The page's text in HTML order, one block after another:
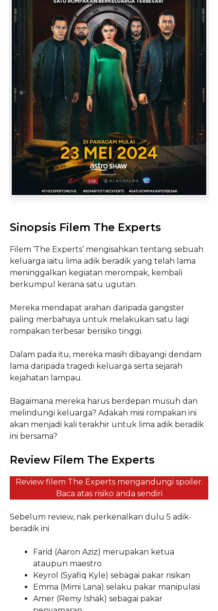
Sinopsis Filem The Experts
Filem ‘The Experts’ mengisahkan tentang sebuah
keluarga iaitu lima adik beradik yang telah lama
meninggalkan kegiatan merompak, kembali
berkumpul kerana satu ugutan.
Mereka mendapat arahan daripada gangster
paling merbahaya untuk melakukan satu lagi
rompakan terbesar berisiko tinggi.
Dalam pada itu, mereka masih dibayangi dendam
lama daripada tragedi keluarga serta sejarah
kejahatan lampau.
Bagaimana mereka harus berdepan musuh dan
melindungi keluarga? Adakah misi rompakan ini
akan menjadi kali terakhir untuk lima adik beradik
ini bersama?
Review Filem The Experts
Review filem The Experts mengandungi spoiler.
Baca atas risiko anda sendiri
Sebelum review, nak perkenalkan dulu 5 adik-
beradik ini
Farid (Aaron Aziz) merupakan ketua
ataupun maestro
Keyrol (Syafiq Kyle) sebagai pakar risikan
Emma (Mimi Lana) selaku pakar manipulasi
Amer (Remy Ishak) sebagai pakar